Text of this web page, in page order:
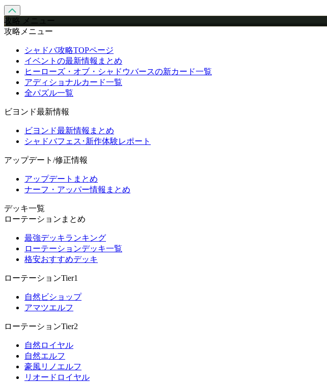
攻略 メニュー
攻略メニュー
シャドバ攻略TOPページ
イベントの最新情報まとめ
ヒーローズ・オブ・シャドウバースの新カード一覧
アディショナルカード一覧
全パズル一覧
ビヨンド最新情報
ビヨンド最新情報まとめ
シャドバフェス･新作体験レポート
アップデート/修正情報
アップデートまとめ
ナーフ・アッパー情報まとめ
デッキ一覧
ローテーションまとめ
最強デッキランキング
ローテーションデッキ一覧
格安おすすめデッキ
ローテーションTier1
自然ビショップ
アマツエルフ
ローテーションTier2
自然ロイヤル
自然エルフ
豪風リノエルフ
リオードロイヤル